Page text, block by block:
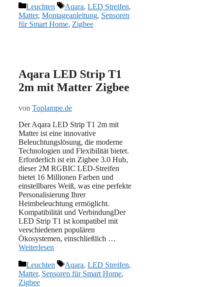
Kategorien
Leuchten Schlagwörter
Aqara, LED Streifen,
Matter, Montageanleitung, Sensoren
für Smart Home, Zigbee
Aqara LED Strip T1
2m mit Matter Zigbee
von Toplampe.de
Der Aqara LED Strip T1 2m mit
Matter ist eine innovative
Beleuchtungslösung, die moderne
Technologien und Flexibilität bietet.
Erforderlich ist ein Zigbee 3.0 Hub,
dieser 2M RGBIC LED-Streifen
bietet 16 Millionen Farben und
einstellbares Weiß, was eine perfekte
Personalisierung Ihrer
Heimbeleuchtung ermöglicht.
Kompatibilität und VerbindungDer
LED Strip T1 ist kompatibel mit
verschiedenen populären
Ökosystemen, einschließlich …
Weiterlesen
Kategorien
Leuchten Schlagwörter
Aqara, LED Streifen,
Matter, Sensoren für Smart Home,
Zigbee